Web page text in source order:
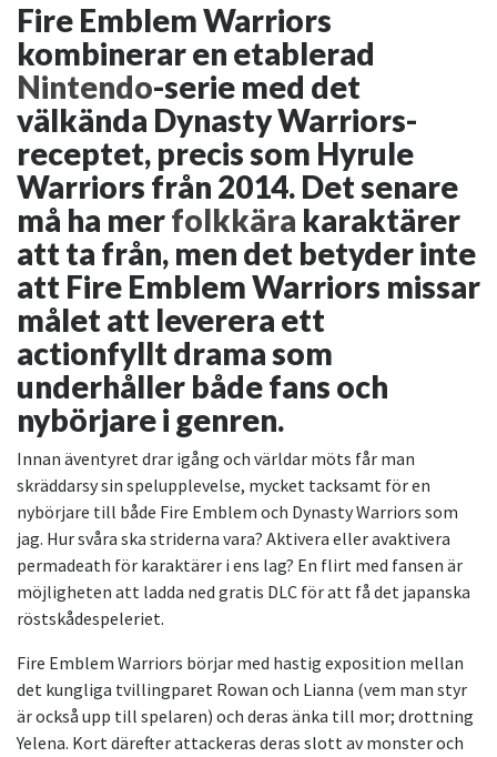
Fire Emblem Warriors
kombinerar en etablerad
Nintendo-serie med det
välkända Dynasty Warriors-
receptet, precis som Hyrule
Warriors från 2014. Det senare
må ha merfolkkära karaktärer
att ta från, men det betyder inte
att Fire Emblem Warriors missar
målet att leverera ett
actionfyllt drama som
underhåller både fans och
nybörjare i genren.
Innan äventyret drar igång och världar möts får man
skräddarsy sin spelupplevelse, mycket tacksamt för en
nybörjare till både Fire Emblem och Dynasty Warriors som
jag. Hur svåra ska striderna vara? Aktivera eller avaktivera
permadeath för karaktärer i ens lag? En flirt med fansen är
möjligheten att ladda ned gratis DLC för att få det japanska
röstskådespeleriet.
Fire Emblem Warriors börjar med hastig exposition mellan
det kungliga tvillingparet Rowan och Lianna (vem man styr
är också upp till spelaren) och deras änka till mor; drottning
Yelena. Kort därefter attackeras deras slott av monster och